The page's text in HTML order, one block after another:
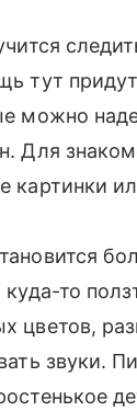
тут
можно
Для
картинки
то
цветов,
звуки.